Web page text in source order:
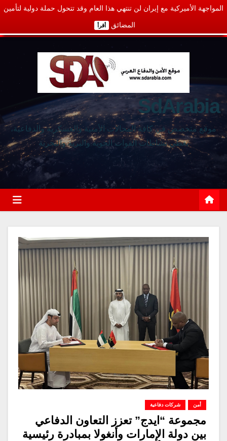
المواجهة الأميركية مع إيران لن تنتهي هذا العام وقد تتحول حملة دولية لتأمين
المضائق أقرأ
SdArabia
موقع متخصص في كافة المجالات الأمنية والعسكرية والدفاعية،
يغطي نشاطات القوات الجوية والبرية والبحرية
أمن شركات دفاعية
مجموعة “ايدج” تعزز التعاون الدفاعي
بين دولة الإمارات وأنغولا بمبادرة رئيسية